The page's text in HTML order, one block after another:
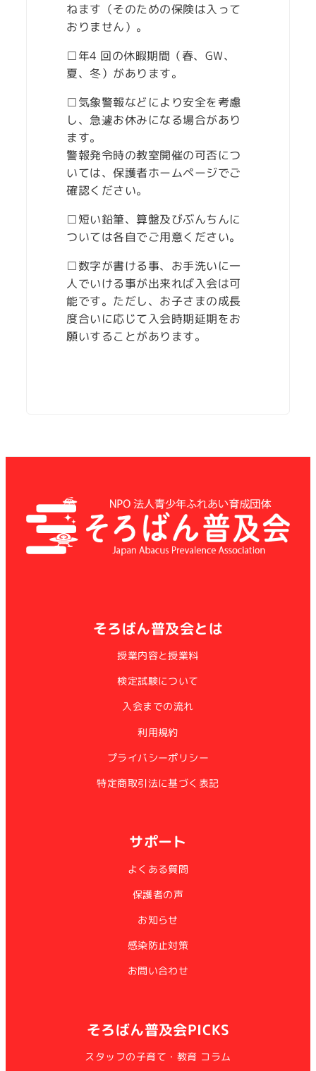
ねます（そのための保険は入って
おりません）。
□年4 回の休暇期間（春、GW、
夏、冬）があります。
□気象警報などにより安全を考慮
し、急遽お休みになる場合があり
ます。
警報発令時の教室開催の可否につ
いては、保護者ホームページでご
確認ください。
□短い鉛筆、算盤及びぶんちんに
ついては各自でご用意ください。
□数字が書ける事、お手洗いに一
人でいける事が出来れば入会は可
能です。ただし、お子さまの成長
度合いに応じて入会時期延期をお
願いすることがあります。
そろばん普及会とは
授業内容と授業料
検定試験について
入会までの流れ
利用規約
プライバシーポリシー
特定商取引法に基づく表記
サポート
よくある質問
保護者の声
お知らせ
感染防止対策
お問い合わせ
そろばん普及会PICKS
スタッフの子育て・教育 コラム